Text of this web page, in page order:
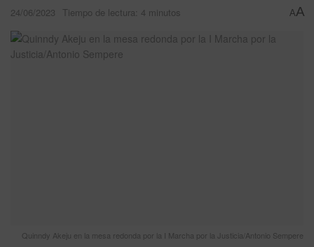
24/06/2023 Tiempo de lectura: 4 minutos AA
Quinndy Akeju en la mesa redonda por la I Marcha por la Justicia/Antonio Sempere